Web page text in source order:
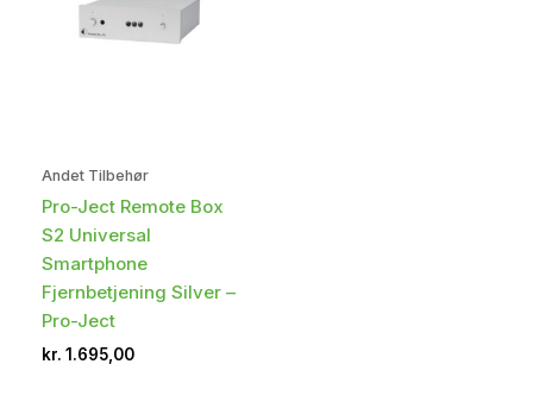
Andet Tilbehør
Pro-Ject Remote Box
S2 Universal
Smartphone
Fjernbetjening Silver –
Pro-Ject
kr. 1.695,00